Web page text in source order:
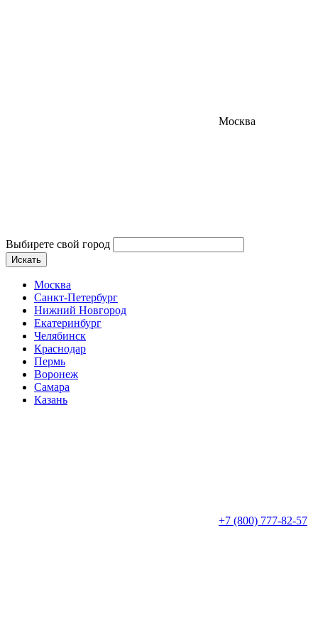
Москва
Выбирете свой город
Искать
Москва
Санкт-Петербург
Нижний Новгород
Екатеринбург
Челябинск
Краснодар
Пермь
Воронеж
Самара
Казань
+7 (800) 777-82-57